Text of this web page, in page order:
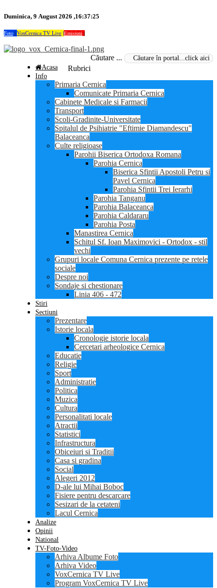
Duminica, 9 August 2026 ,16:37:25
Foto | VoxCernica TV Live |Emisiuni |
Căutare ...
Rubrici
Acasa
Info
Primaria Cernica
Comunicate Primaria Cernica
Cabinete Medicale si Farmacii
Transport
Scoli-Gradinite-Universitate
Spitalul de Psihiatrie "Eftimie Diamandescu"
Balaceanca
Culte religioase
Parohii Biserica Ortodoxa Romana
Parohia Cernica
Biserica Sfintii Apostoli Petru si
Pavel Cernica
Parohia Sfintii Trei Ierarhi
Parohia Tanganu
Parohia Balaceanca
Parohia Caldararu
Parohia Posta
Manastirea Cernica
Schitul Sf. Ioan Maximovici - Ortodox - stil
vechi
Grupuri locale Comuna Cernica prezente pe retele
sociale
Despre noi
Sondaje si chestionare
Linia 406 - 472
Stiri
Sectiuni
Prezentare
Istorie locala
Cronologie istorie locala
Cercetari arheologice Cernica
Educatie
Religie
Sport
Administratie
Politica
Muzica
Cultura
Personalitati locale
Atractii
Statistici
Infrastructura
Obiceiuri si Traditii
Casa si gradina
Social
Alegeri 2012
D-ale lui Mihai Boboc
Fisiere pentru descarcare
Sesizari de la cetateni
Lacul Cernica
Analize
Opinii
National
TV-Foto-Video
Arhiva Albume Foto
Arhiva Video
VoxCernica TV Live
Program VoxCernica TV Live